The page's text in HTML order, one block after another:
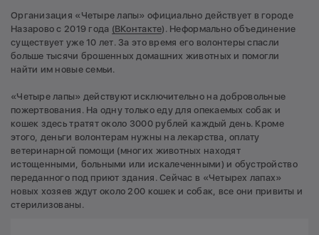
Организация «Четыре лапы» официально действует в городе
Назарово с 2019 года (ВКонтакте). Неформально объединение
существует уже 10 лет. За это время его волонтеры спасли
больше тысячи брошенных домашних животных и помогли
найти им новые семьи.
«Четыре лапы» действуют исключительно на добровольные
пожертвования. На одну только еду для опекаемых собак и
кошек здесь тратят около 3000 рублей каждый день. Кроме
этого, деньги волонтерам нужны на лекарства, оплату
ветеринарной помощи (многих животных находят
истощенными, больными или искалеченными) и обустройство
переданного под приют здания. Сейчас в «Четырех лапах»
новых хозяев ждут около 200 кошек и собак, все они привиты и
стерилизованы.